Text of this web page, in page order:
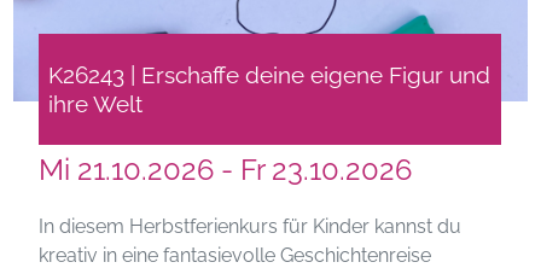
K26243 | Erschaffe deine eigene Figur und
ihre Welt
Mi 21.10.2026 - Fr 23.10.2026
In diesem Herbstferienkurs für Kinder kannst du
kreativ in eine fantasievolle Geschichtenreise